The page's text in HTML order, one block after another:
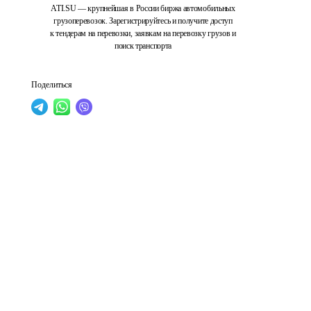
ATI.SU — крупнейшая в России биржа автомобильных
грузоперевозок. Зарегистрируйтесь и получите доступ
к тендерам на перевозки, заявкам на перевозку грузов и
поиск транспорта
Поделиться